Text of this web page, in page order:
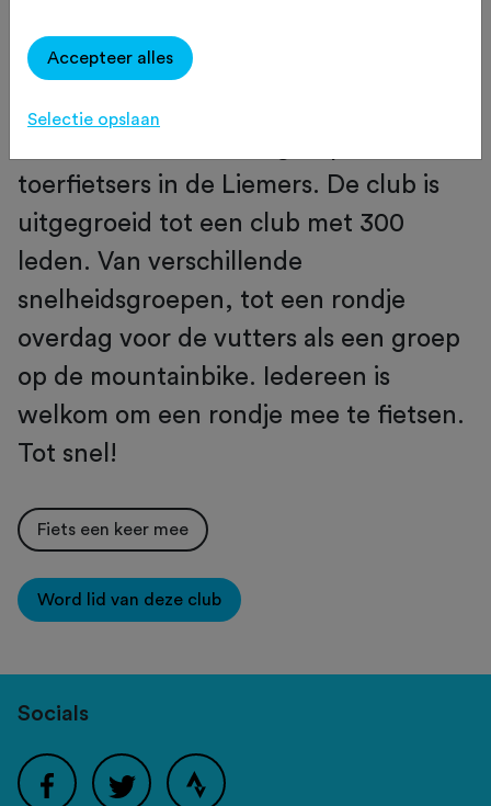
Op zoek naar een club waar
gezelligheid en prestatiegericht prima
samen gaan? Sinds 1978 fietsen wij
toerfietsers in de Liemers. De club is
uitgegroeid tot een club met 300
leden. Van verschillende
snelheidsgroepen, tot een rondje
overdag voor de vutters als een groep
op de mountainbike. Iedereen is
welkom om een rondje mee te fietsen.
Tot snel!
Fiets een keer mee
Word lid van deze club
Socials
Accepteer alles
Selectie opslaan